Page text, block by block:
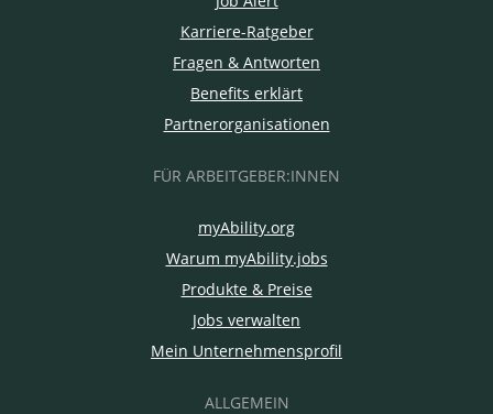
Karriere-Ratgeber
Fragen & Antworten
Benefits erklärt
Partnerorganisationen
FÜR ARBEITGEBER:INNEN
myAbility.org
Warum myAbility.jobs
Produkte & Preise
Jobs verwalten
Mein Unternehmensprofil
ALLGEMEIN